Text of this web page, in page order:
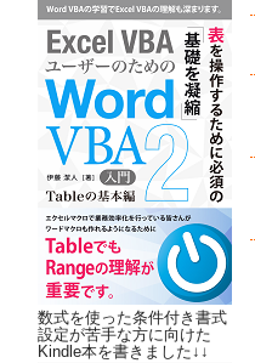
数式を使った条件付き書式
設定が苦手な方に向けた
Kindle本を書きました↓↓